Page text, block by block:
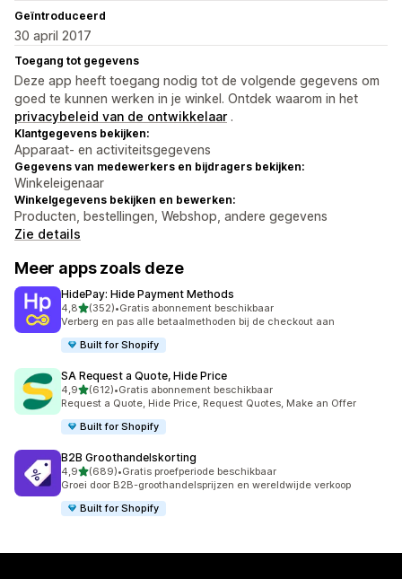
Geïntroduceerd
30 april 2017
Toegang tot gegevens
Deze app heeft toegang nodig tot de volgende gegevens om
goed te kunnen werken in je winkel. Ontdek waarom in het
privacybeleid van de ontwikkelaar .
Klantgegevens bekijken:
Apparaat- en activiteitsgegevens
Gegevens van medewerkers en bijdragers bekijken:
Winkeleigenaar
Winkelgegevens bekijken en bewerken:
Producten, bestellingen, Webshop, andere gegevens
Zie details
Meer apps zoals deze
HidePay: Hide Payment Methods
4,8van 5 sterren
(352)
352 recensies in totaal
•Gratis abonnement beschikbaar
Verberg en pas alle betaalmethoden bij de checkout aan
Built for Shopify
SA Request a Quote, Hide Price
4,9van 5 sterren
(612)
612 recensies in totaal
•Gratis abonnement beschikbaar
Request a Quote, Hide Price, Request Quotes, Make an Offer
Built for Shopify
B2B Groothandelskorting
4,9van 5 sterren
(689)
689 recensies in totaal
•Gratis proefperiode beschikbaar
Groei door B2B-groothandelsprijzen en wereldwijde verkoop
Built for Shopify